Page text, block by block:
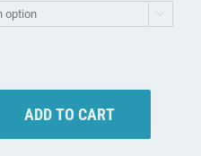

ADD TO CART